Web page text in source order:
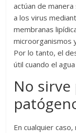
actúan de
a los virus
membranas
microorganismos
Por lo tanto, el
útil cuando el
No
En cualquier